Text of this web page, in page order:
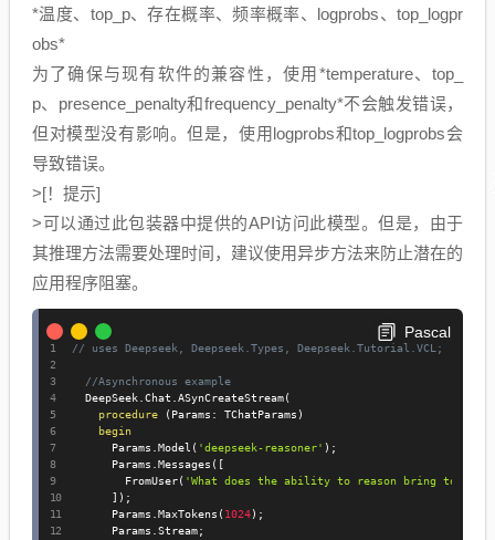
*温度、top_p、存在概率、频率概率、logprobs、top_logpr
obs*
为了确保与现有软件的兼容性，使用*temperature、top_
p、presence_penalty和frequency_penalty*不会触发错误，
但对模型没有影响。但是，使用logprobs和top_logprobs会
导致错误。
>[！提示]
>可以通过此包装器中提供的API访问此模型。但是，由于
其推理方法需要处理时间，建议使用异步方法来防止潜在的
应用程序阻塞。
Pascal
// uses Deepseek, Deepseek.Types, Deepseek.Tutorial.VCL;
//Asynchronous example
  DeepSeek
Chat ASynCreateStream(
procedure
( Params : TChatParams )
begin
      Params
Model ( 'deepseek-reasoner' ) ;
      Params
Messages ( [
        FromUser
( 'What does the ability to reason bring to
] ) ;
      Params
MaxTokens ( 1024) ;
      Params
Stream;